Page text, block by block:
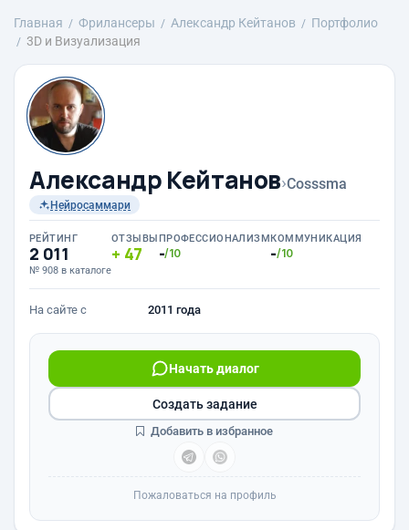
Главная Фрилансеры Александр Кейтанов
Портфолио
3D и Визуализация
Александр Кейтанов›Cosssma
Нейросаммари
РЕЙТИНГ
2 011
№ 908 в каталоге
ОТЗЫВЫ
47
ПРОФЕССИОНАЛИЗМ
-/10
КОММУНИКАЦИЯ
-/10
На сайте с 2011 года
Начать диалог
Создать задание
Добавить в избранное
Пожаловаться на профиль